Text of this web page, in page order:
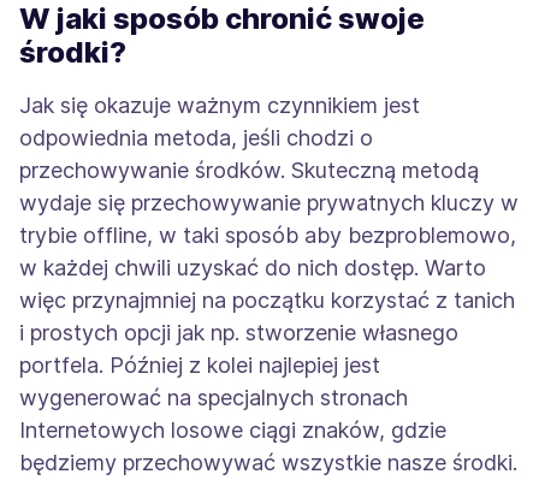
W jaki sposób chronić swoje
środki?
Jak się okazuje ważnym czynnikiem jest
odpowiednia metoda, jeśli chodzi o
przechowywanie środków. Skuteczną metodą
wydaje się przechowywanie prywatnych kluczy w
trybie offline, w taki sposób aby bezproblemowo,
w każdej chwili uzyskać do nich dostęp. Warto
więc przynajmniej na początku korzystać z tanich
i prostych opcji jak np. stworzenie własnego
portfela. Później z kolei najlepiej jest
wygenerować na specjalnych stronach
Internetowych losowe ciągi znaków, gdzie
będziemy przechowywać wszystkie nasze środki.